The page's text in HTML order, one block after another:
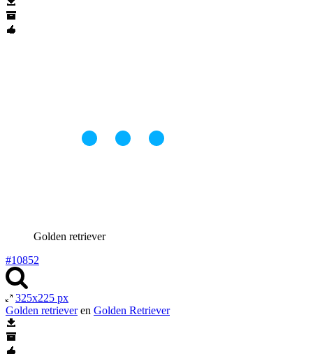
Golden retriever
#10852
325x225 px
Golden retrieveren Golden Retriever